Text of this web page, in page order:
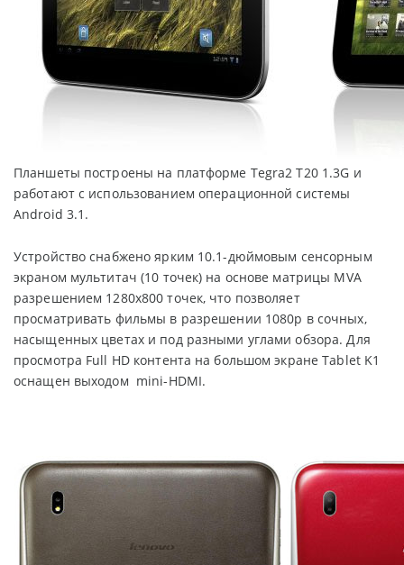
Планшеты построены на платформе Tegra2 T20 1.3G и
работают с использованием операционной системы
Android 3.1.
Устройство снабжено ярким 10.1-дюймовым сенсорным
экраном мультитач (10 точек) на основе матрицы MVA
разрешением 1280x800 точек, что позволяет
просматривать фильмы в разрешении 1080p в сочных,
насыщенных цветах и под разными углами обзора. Для
просмотра Full HD контента на большом экране Tablet K1
оснащен выходом mini-HDMI.